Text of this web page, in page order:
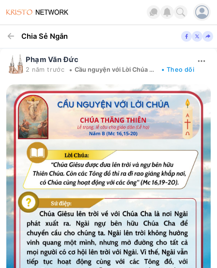
Chia Sẻ Ngắn
Phạm Văn Đức
2 năm trước • Cầu nguyện với Lời Chúa mỗi ngày • Theo dõi